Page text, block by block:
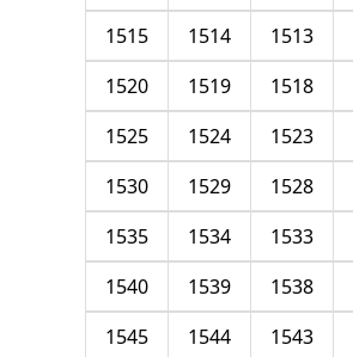
1513
1514
1515
1518
1519
1520
1523
1524
1525
1528
1529
1530
1533
1534
1535
1538
1539
1540
1543
1544
1545